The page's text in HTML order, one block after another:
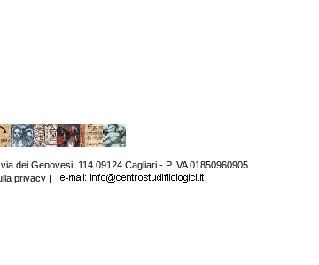
dei Genovesi, 114 09124 Cagliari - P.IVA 01850960905
privacy|